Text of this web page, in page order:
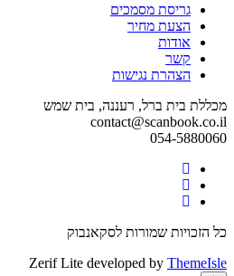
גריסת מסמכים
הצעת מחיר
אודות
קשר
הצהרת נגישות
מכללת בית ברל, רעננה, בית שמש
contact@scanbook.co.il
054-5880060
Facebook
link
Twitter
link
Linkedin
כל הזכויות שמורות לסקאנבוק
Zerif Lite developed by ThemeIsle